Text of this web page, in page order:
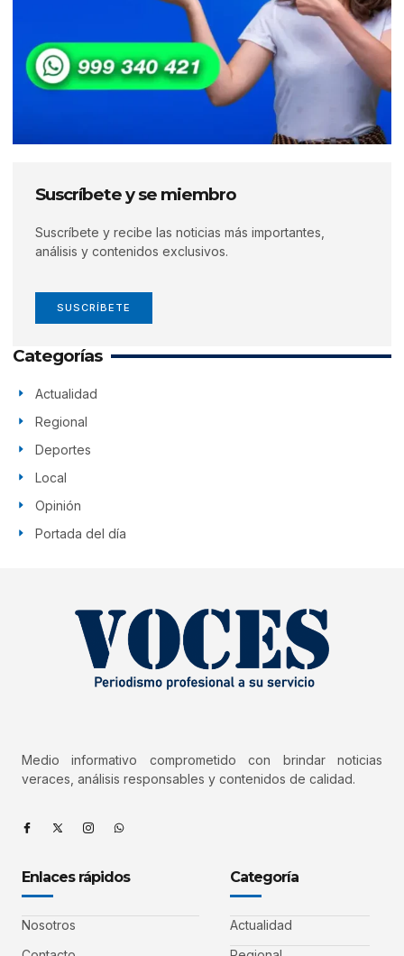
Suscríbete y se miembro
Suscríbete y recibe las noticias más importantes,
análisis y contenidos exclusivos.
SUSCRÍBETE
Categorías
Actualidad
Regional
Deportes
Local
Opinión
Portada del día
Medio informativo comprometido con brindar noticias
veraces, análisis responsables y contenidos de calidad.
Enlaces rápidos
Nosotros
Categoría
Actualidad